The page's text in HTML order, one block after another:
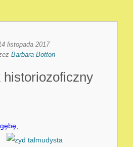
listopada 2017
Barbara Botton